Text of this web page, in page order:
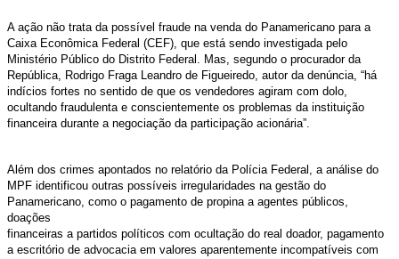
A ação não trata da possível fraude na venda do Panamericano para a
Caixa Econômica Federal (CEF), que está sendo investigada pelo
Ministério Público do Distrito Federal. Mas, segundo o procurador da
República, Rodrigo Fraga Leandro de Figueiredo, autor da denúncia, “há
indícios fortes no sentido de que os vendedores agiram com dolo,
ocultando fraudulenta e conscientemente os problemas da instituição
financeira durante a negociação da participação acionária”.
Além dos crimes apontados no relatório da Polícia Federal, a análise do
MPF identificou outras possíveis irregularidades na gestão do
Panamericano, como o pagamento de propina a agentes públicos,
doações
financeiras a partidos políticos com ocultação do real doador, pagamento
a escritório de advocacia em valores aparentemente incompatíveis com